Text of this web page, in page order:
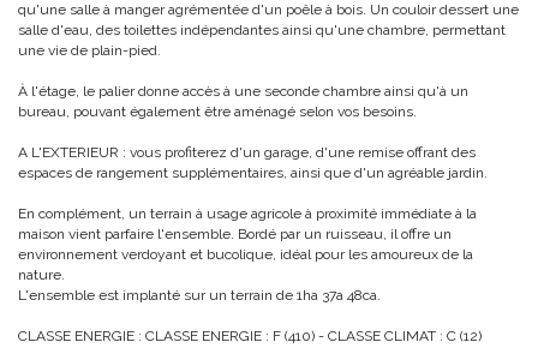
qu'une salle à manger agrémentée d'un poêle à bois. Un couloir dessert une
salle d'eau, des toilettes indépendantes ainsi qu'une chambre, permettant
une vie de plain-pied.
À l'étage, le palier donne accès à une seconde chambre ainsi qu'à un
bureau, pouvant également être aménagé selon vos besoins.
A L'EXTERIEUR : vous profiterez d'un garage, d'une remise offrant des
espaces de rangement supplémentaires, ainsi que d'un agréable jardin.
En complément, un terrain à usage agricole à proximité immédiate à la
maison vient parfaire l'ensemble. Bordé par un ruisseau, il offre un
environnement verdoyant et bucolique, idéal pour les amoureux de la
nature.
L'ensemble est implanté sur un terrain de 1ha 37a 48ca.
CLASSE ENERGIE : CLASSE ENERGIE : F (410) - CLASSE CLIMAT : C (12)